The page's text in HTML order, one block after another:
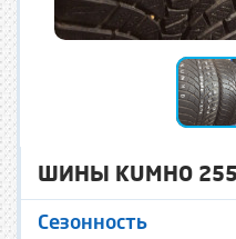
ШИНЫ KUMHO
Сезонность